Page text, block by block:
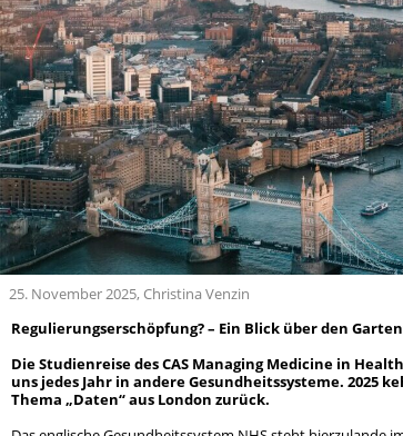
25. November 2025, Christina Venzin
Regulierungserschöpfung? – Ein Blick über den
Die Studienreise des CAS Managing Medicine in
uns jedes Jahr in andere Gesundheitssysteme. 2025
Thema „Daten“aus London zurück.